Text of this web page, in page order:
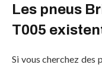
Les pneus
T005
Si vous cherchez des